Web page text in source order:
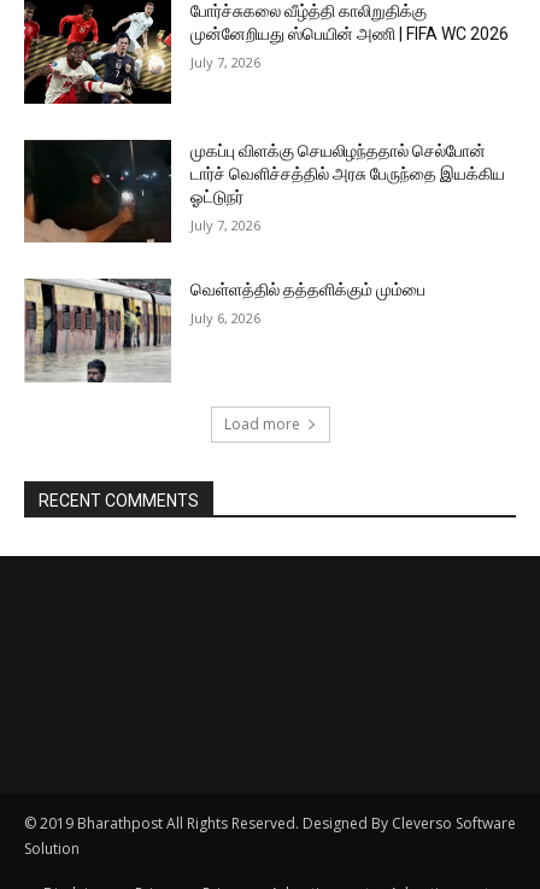
© 2019 Bharathpost All Rights Reserved. Designed By Cleverso Software
Solution